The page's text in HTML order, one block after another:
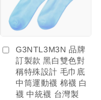
G3NTL3M3N 品牌
訂製款 黑白雙色對
稱特殊設計 毛巾底
中筒運動襪 棉襪 白
襪 中統襪 台灣製